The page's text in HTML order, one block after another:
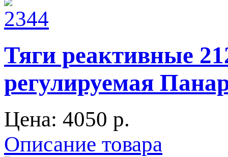
Тяги реактивные
регулируемая
Цена: 4050 p.
Описание товара